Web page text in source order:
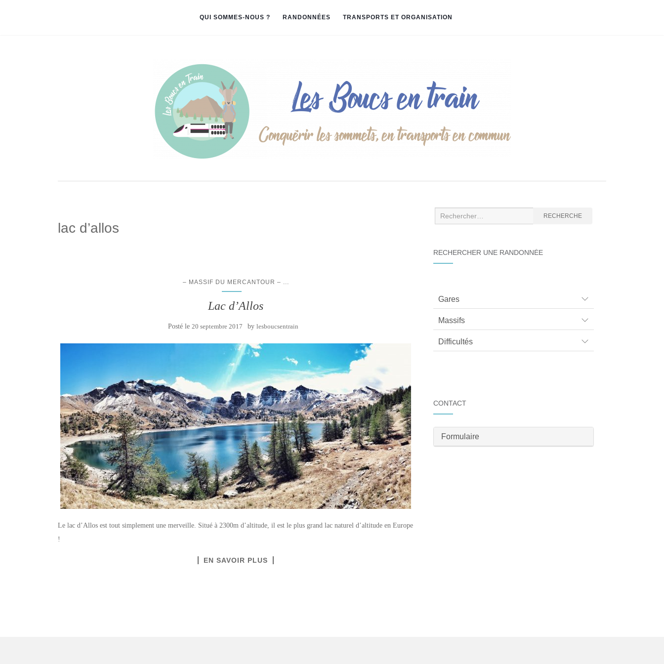
QUI SOMMES-NOUS ? RANDONNÉES TRANSPORTS ET ORGANISATION
lac d’allos
– MASSIF DU MERCANTOUR – ...
Lac d’Allos
Posté le 20 septembre 2017 by lesboucsentrain
Le lac d’Allos est tout simplement une merveille. Situé à 2300m d’altitude, il est le plus grand lac naturel d’altitude en Europe
!
EN SAVOIR PLUS
Recherche
:
RECHERCHE
RECHERCHER UNE RANDONNÉE
Gares
Massifs
Difficultés
CONTACT
Formulaire